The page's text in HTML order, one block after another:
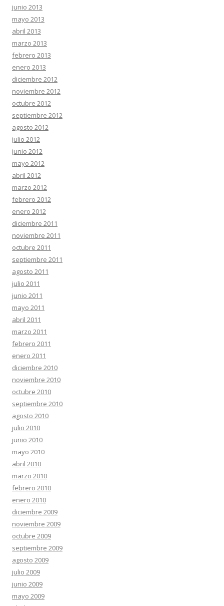
junio 2013
mayo 2013
abril 2013
marzo 2013
febrero 2013
enero 2013
diciembre 2012
noviembre 2012
octubre 2012
septiembre 2012
agosto 2012
julio 2012
junio 2012
mayo 2012
abril 2012
marzo 2012
febrero 2012
enero 2012
diciembre 2011
noviembre 2011
octubre 2011
septiembre 2011
agosto 2011
julio 2011
junio 2011
mayo 2011
abril 2011
marzo 2011
febrero 2011
enero 2011
diciembre 2010
noviembre 2010
octubre 2010
septiembre 2010
agosto 2010
julio 2010
junio 2010
mayo 2010
abril 2010
marzo 2010
febrero 2010
enero 2010
diciembre 2009
noviembre 2009
octubre 2009
septiembre 2009
agosto 2009
julio 2009
junio 2009
mayo 2009